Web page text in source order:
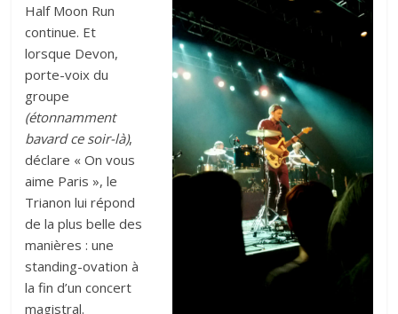
Half Moon Run
continue. Et
lorsque Devon,
porte-voix du
groupe
(étonnamment
bavard ce soir-là),
déclare « On vous
aime Paris », le
Trianon lui répond
de la plus belle des
manières : une
standing-ovation à
la fin d’un concert
magistral.